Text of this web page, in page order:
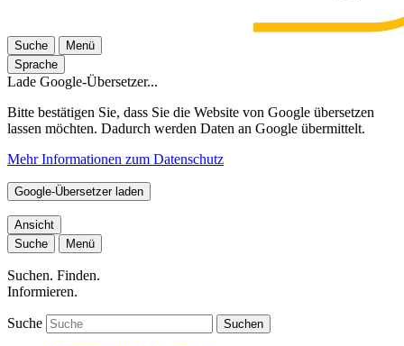
Suche
Menü
Sprache
Lade Google-Übersetzer...
Bitte bestätigen Sie, dass Sie die Website von Google übersetzen
lassen möchten. Dadurch werden Daten an Google übermittelt.
Mehr Informationen zum Datenschutz
Google-Übersetzer laden
Ansicht
Suche
Menü
Suchen. Finden.
Informieren.
Suche Suchen